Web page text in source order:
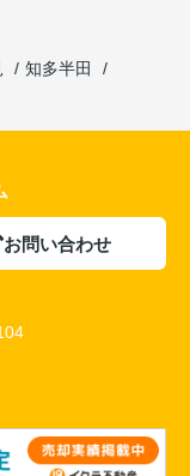
知多半田
お問い合わせ